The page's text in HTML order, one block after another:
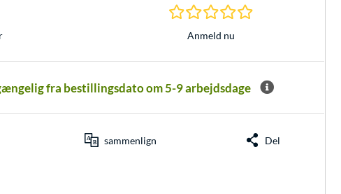
0.0 Stjerner hos 0
Anmeld nu
fra bestillingsdato om 5-9 arbejdsdage
sammenlign Del